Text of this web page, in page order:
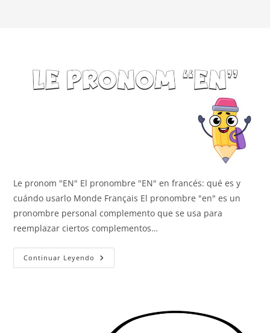
Le pronom "EN" El pronombre "EN" en francés: qué es y
cuándo usarlo Monde Français El pronombre "en" es un
pronombre personal complemento que se usa para
reemplazar ciertos complementos…
Continuar Leyendo El
Pronombre